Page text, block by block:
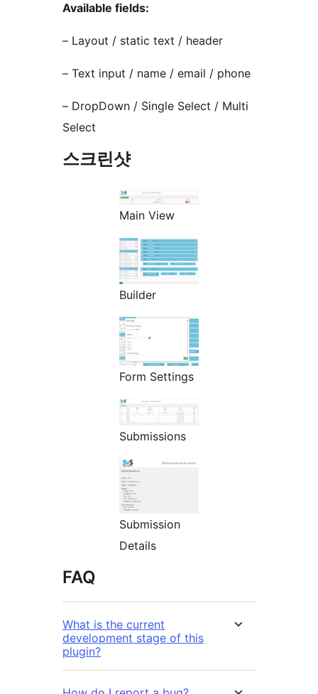
Available fields:
– Layout / static text / header
– Text input / name / email / phone
– DropDown / Single Select / Multi
Select
스크린샷
Main View
Builder
Form Settings
Submissions
Submission
Details
FAQ
What is the current
development stage of this
plugin?